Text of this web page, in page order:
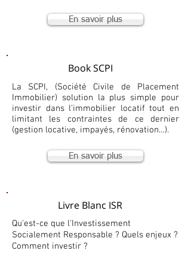
En savoir plus
Book SCPI
La SCPI, (Société Civile de Placement
Immobilier) solution la plus simple pour
investir dans l’immobilier locatif tout en
limitant les contraintes de ce dernier
(gestion locative, impayés, rénovation…).
En savoir plus
Livre Blanc ISR
Qu'est-ce que l'Investissement
Socialement Responsable ? Quels enjeux ?
Comment investir ?